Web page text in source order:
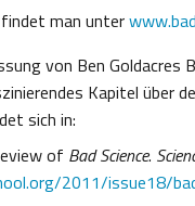
man unter
von Ben Goldacres
Kapitel über
sich in:
of Bad Science.
2011/issue18/